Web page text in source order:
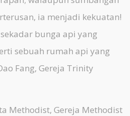
ia menjadi kekuatan!
bunga api yang
sebuah rumah api yang
Fang, Gereja Trinity
Methodist, Gereja Methodist